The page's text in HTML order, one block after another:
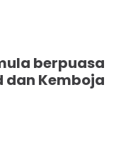
berpuasa
dan Kemboja